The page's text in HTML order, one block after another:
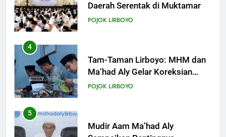
Daerah Serentak di Muktamar
POJOK LIRBOYO
4
Tam-Taman Lirboyo: MHM dan
Ma’had Aly Gelar Koreksian
Kitab Semester Ganjil
POJOK LIRBOYO
5
Mudir Aam Ma’had Aly